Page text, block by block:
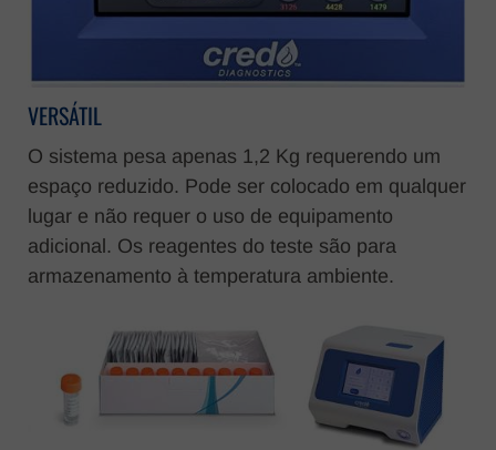
VERSÁTIL
O sistema pesa apenas 1,2 Kg requerendo um
espaço reduzido. Pode ser colocado em qualquer
lugar e não requer o uso de equipamento
adicional. Os reagentes do teste são para
armazenamento à temperatura ambiente.